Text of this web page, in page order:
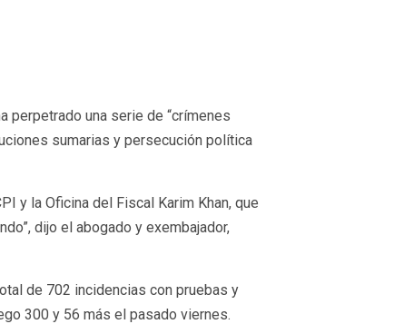
perpetrado una serie de “crímenes
sumarias y persecución política
y la Oficina del Fiscal Karim Khan, que
dijo el abogado y exembajador,
de 702 incidencias con pruebas y
300 y 56 más el pasado viernes.